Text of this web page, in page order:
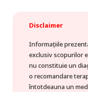
Disclaimer
Informațiile
exclusiv scopurilor
nu constituie un
o recomandare
întotdeauna un